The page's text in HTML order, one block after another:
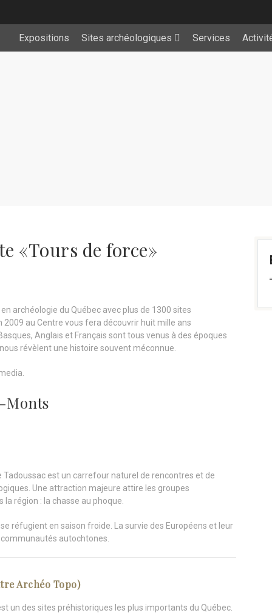
Expositions Sites archéologiques Services
«Tours de force»
archéologie du Québec avec plus de 1300 sites
au Centre vous fera découvrir huit mille ans
Anglais et Français sont tous venus à des époques
révèlent une histoire souvent méconnue.
Monts
Tadoussac est un carrefour naturel de rencontres et de
Une attraction majeure attire les groupes
région : la chasse au phoque.
réfugient en saison froide. La survie des Européens et leur
autochtones.
Archéo Topo)
un des sites préhistoriques les plus importants du Québec.